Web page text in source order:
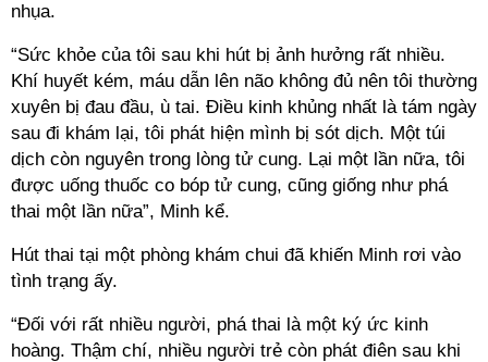
nhụa.
“Sức khỏe của tôi sau khi hút bị ảnh hưởng rất nhiều.
Khí huyết kém, máu dẫn lên não không đủ nên tôi thường
xuyên bị đau đầu, ù tai. Điều kinh khủng nhất là tám ngày
sau đi khám lại, tôi phát hiện mình bị sót dịch. Một túi
dịch còn nguyên trong lòng tử cung. Lại một lần nữa, tôi
được uống thuốc co bóp tử cung, cũng giống như phá
thai một lần nữa”, Minh kể.
Hút thai tại một phòng khám chui đã khiến Minh rơi vào
tình trạng ấy.
“Đối với rất nhiều người, phá thai là một ký ức kinh
hoàng. Thậm chí, nhiều người trẻ còn phát điên sau khi